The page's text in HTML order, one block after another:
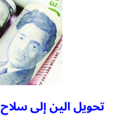
تحويل الين إلى سلاح